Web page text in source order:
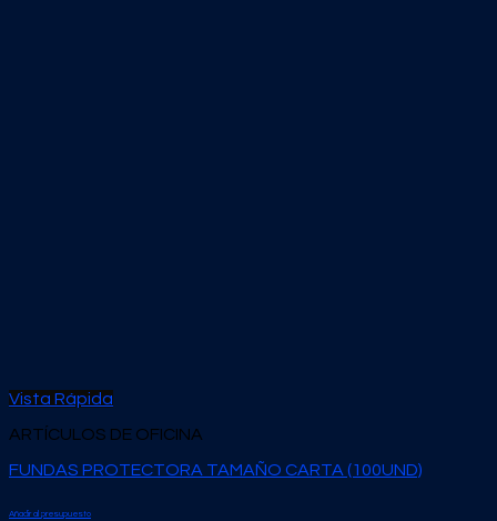
Vista Rápida
ARTÍCULOS DE OFICINA
FUNDAS PROTECTORA TAMAÑO CARTA (100UND)
Añadir al presupuesto